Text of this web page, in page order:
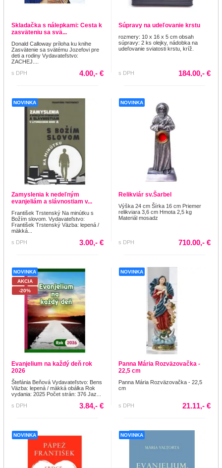
Skladačka s nálepkami: Cesta k
zasväteniu sa svä...
Donald Calloway príloha ku knihe
Zasvätenie sa svätému Jozefovi pre
deti a rodiny Vydavateľstvo:
ZACHEJ....
s DPH
4.00,- €
Súpravy na udeľovanie krstu
rozmery: 10 x 16 x 5 cm obsah
súpravy: 2 ks olejky, nádobka na
udeľovanie sviatosti krstu, kríž.
s DPH 184.00,- €
NOVINKA
Zamyslenia k nedeľným
evanjeliám a slávnostiam v...
František Trstenský Na minútku s
Božím slovom. Vydavateľstvo:
František Trstenský Väzba: lepená /
mäkká...
s DPH
3.00,- €
NOVINKA
Relikviár sv.Šarbel
Výška 24 cm Šírka 16 cm Priemer
relikviara 3,6 cm Hmota 2,5 kg
Materiál mosadz
s DPH 710.00,- €
NOVINKA
AKCIA
-20%
Evanjelium na každý deň rok
2026
Štefánia Beňová Vydavateľstvo: Bens
Väzba: lepená / mäkká obálka Rok
vydania: 2025 Počet strán: 376 Jaz...
s DPH
3.84,- €
NOVINKA
Panna Mária Rozväzovačka -
22,5 cm
Panna Mária Rozväzovačka - 22,5
cm
s DPH 21.11,- €
NOVINKA NOVINKA